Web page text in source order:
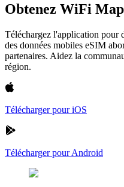
Obtenez WiFi Map
Téléchargez l'application pour
des données mobiles eSIM
partenaires. Aidez la
région.
Télécharger pour iOS
Télécharger pour Android